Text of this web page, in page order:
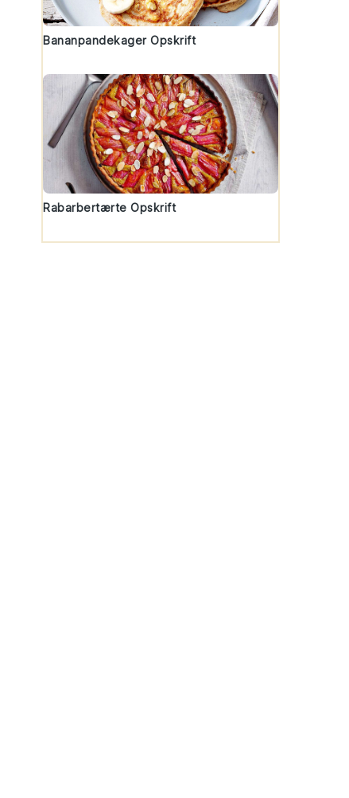
Bananpandekager Opskrift
Rabarbertærte Opskrift